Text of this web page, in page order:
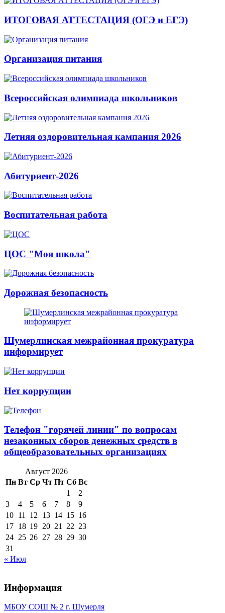
ИТОГОВАЯ АТТЕСТАЦИЯ (ОГЭ и ЕГЭ)
Организация питания
Всероссийская олимпиада школьников
Летняя оздоровительная кампания 2026
Абитуриент-2026
Воспитательная работа
ЦОС "Моя школа"
Дорожная безопасность
Шумерлинская межрайонная прокуратура
информирует
Нет коррупции
Телефон "горячей линии" по вопросам
незаконных сборов денежных средств в
общеобразовательных организациях
Август 2026
Пн Вт Ср Чт Пт Сб Вс
1
2
3
4 5 6 7 8
9
10 11 12 13 14 15 16
17 18 19 20 21 22 23
24 25 26 27 28 29 30
31
« Июл
Информация
МБОУ СОШ № 2 г. Шумерля